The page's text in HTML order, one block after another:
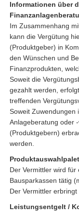
Informationen über
Im Zusammenhang
kann die Vergütung
(Produktgeber) in
den Wünschen und
Finanzprodukten,
Soweit die
gezahlt werden,
treffenden
Soweit Zuwendungen
Anlageberatung oder
(Produktgebern)
werden.
Der Vermittler wird für
Bausparkassen tätig
Der Vermittler
Leistungsentgelt /